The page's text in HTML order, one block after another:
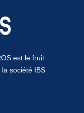
est le fruit
la société IBS